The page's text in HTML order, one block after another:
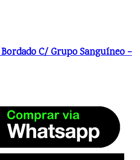
C/ Grupo Sanguíneo –